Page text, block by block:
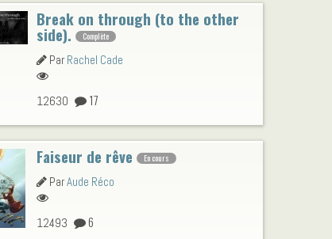
Break on through (to the other
side). Complète
ParRachel Cade
12630 17
Faiseur de rêve En cours
ParAude Réco
12493 6